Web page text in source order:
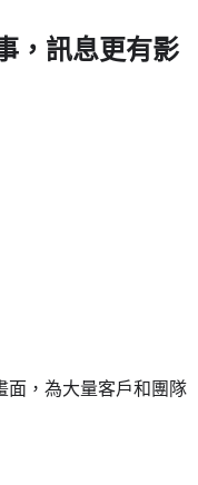
，訊息更有影
面，為大量客戶和團隊